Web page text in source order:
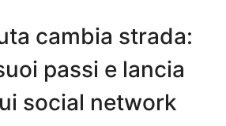
cambia strada:
passi e lancia
social network